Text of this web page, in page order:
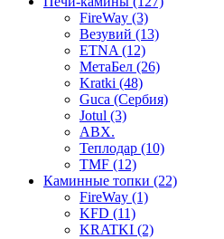
FireWay (3)
Везувий (13)
ETNA (12)
МетаБел (26)
Kratki (48)
Guca (Сербия)
Jotul (3)
ABX.
Теплодар (10)
TMF (12)
Каминные топки (22)
FireWay (1)
KFD (11)
KRATKI (2)